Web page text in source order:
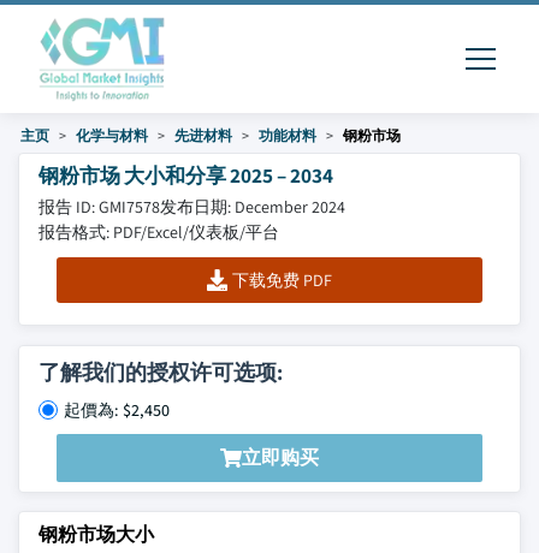
主页 化学与材料 先进材料 功能材料 钢粉市场
钢粉市场 大小和分享 2025 – 2034
报告 ID: GMI7578发布日期: December 2024
报告格式: PDF/Excel/仪表板/平台
下载免费 PDF
了解我们的授权许可选项:
起價為: $2,450
立即购买
钢粉市场大小